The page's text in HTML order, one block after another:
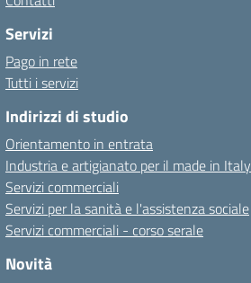
Servizi
Pago in rete
Tutti i servizi
Indirizzi di studio
Orientamento in entrata
Industria e artigianato per il made in Italy
Servizi commerciali
Servizi per la sanità e l'assistenza sociale
Servizi commerciali - corso serale
Novità